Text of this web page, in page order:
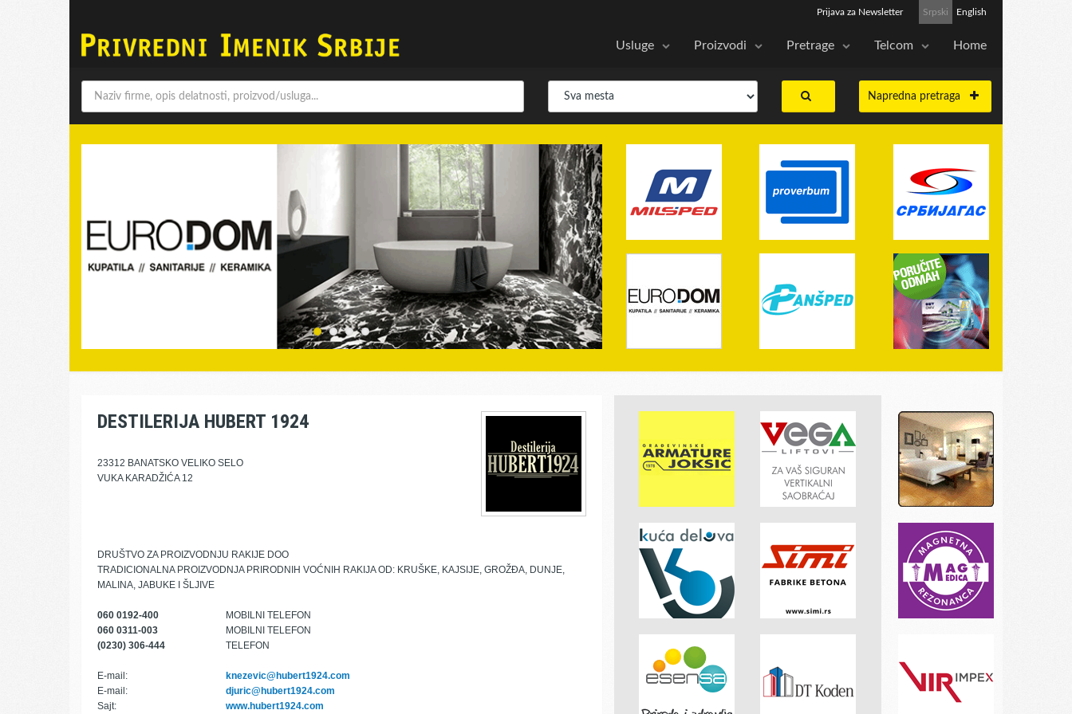
Srpski English
Prijava za Newsletter
Usluge Proizvodi Pretrage Telcom Home
Napredna pretraga
DESTILERIJA HUBERT 1924
23312 BANATSKO VELIKO SELO
VUKA KARADŽIĆA 12
DRUŠTVO ZA PROIZVODNJU RAKIJE DOO
TRADICIONALNA PROIZVODNJA PRIRODNIH VOĆNIH RAKIJA OD: KRUŠKE, KAJSIJE, GROŽĐA, DUNJE,
MALINA, JABUKE I ŠLJIVE
060 0192-400
MOBILNI TELEFON
060 0311-003
MOBILNI TELEFON
(0230) 306-444
TELEFON
E-mail:
knezevic@hubert1924.com
E-mail:
djuric@hubert1924.com
Sajt:
www.hubert1924.com